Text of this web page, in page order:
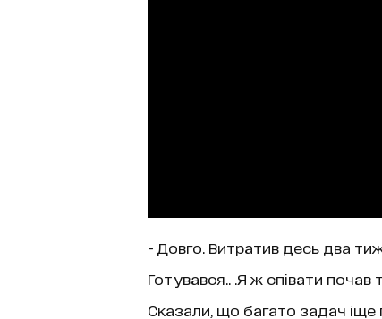
- Довго. Витратив десь два
Готувався.. .Я ж співати почав
Сказали, що багато задач іще